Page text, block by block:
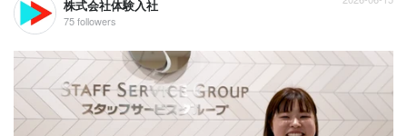
株式会社体験入社
75 followers